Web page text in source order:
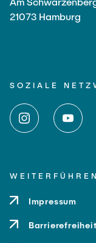
21073 Hamburg
SOZIALE
Impressum
Barrierefreiheit